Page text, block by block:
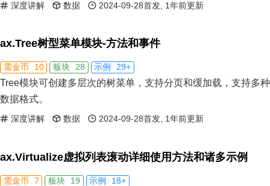
深度讲解 数据 2024-09-28首发, 1年前更新
ax.Tree树型菜单模块-方法和事件
需金币 10 板块 28 示例 29+
Tree模块可创建多层次的树菜单，支持分页和缓加载，支持多种
数据格式。
深度讲解 数据 2024-09-28首发, 1年前更新
ax.Virtualize虚拟列表滚动详细使用方法和诸多示例
需金币 7 板块 19 示例 18+